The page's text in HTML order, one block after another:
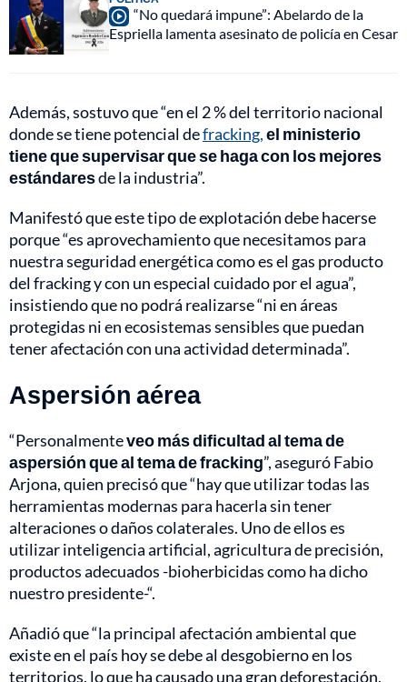
“No quedará impune”: Abelardo de la
Espriella lamenta asesinato de policía en Cesar
Además, sostuvo que “en el 2 % del territorio nacional
donde se tiene potencial defracking,el ministerio
tiene que supervisar que se haga con los mejores
estándaresde la industria”.
Manifestó que este tipo de explotación debe hacerse
porque “es aprovechamiento que necesitamos para
nuestra seguridad energética como es el gas producto
del fracking y con un especial cuidado por el agua”,
insistiendo que no podrá realizarse “ni en áreas
protegidas ni en ecosistemas sensibles que puedan
tener afectación con una actividad determinada”.
Aspersión aérea
“Personalmenteveo más dificultad al tema de
aspersión que al tema de fracking”, aseguró Fabio
Arjona, quien precisó que “hay que utilizar todas las
herramientas modernas para hacerla sin tener
alteraciones o daños colaterales. Uno de ellos es
utilizar inteligencia artificial, agricultura de precisión,
productos adecuados -bioherbicidas como ha dicho
nuestro presidente-“.
Añadió que “la principal afectación ambiental que
existe en el país hoy se debe al desgobierno en los
territorios, lo que ha causado una gran deforestación,